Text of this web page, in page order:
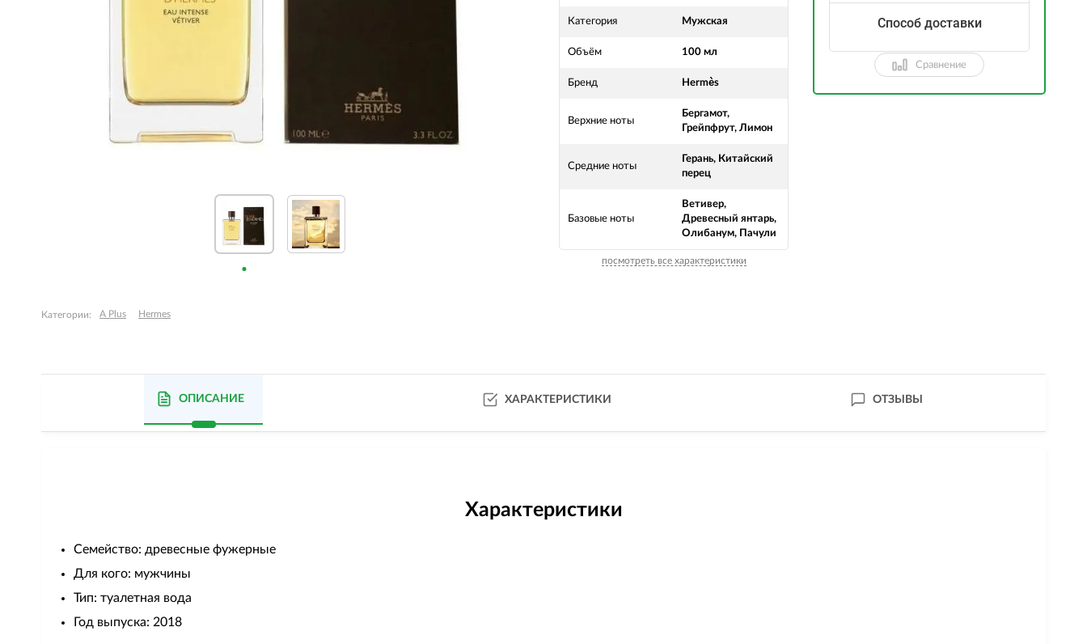
Категория Мужская
Объём 100 мл
Бренд Hermès
Верхние ноты
Бергамот,
Грейпфрут, Лимон
Средние ноты
Герань, Китайский
перец
Базовые ноты
Ветивер,
Древесный янтарь,
Олибанум, Пачули
посмотреть все характеристики
Категории: A Plus Hermes
Способ доставки
Сравнение
ОПИСАНИЕ ХАРАКТЕРИСТИКИ ОТЗЫВЫ
Характеристики
Семейство: древесные фужерные
Для кого: мужчины
Тип: туалетная вода
Год выпуска: 2018